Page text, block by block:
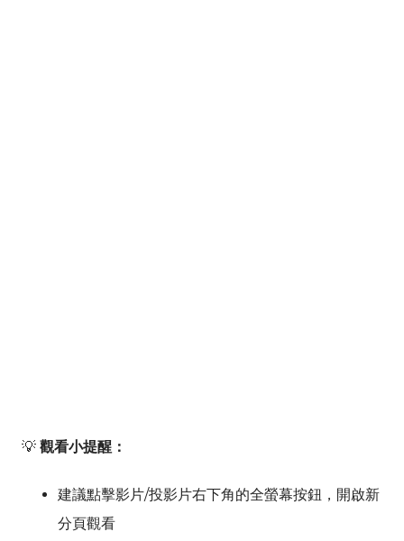
💡 觀看小提醒：
建議點擊影片/投影片右下角的全螢幕按鈕，開啟新
分頁觀看